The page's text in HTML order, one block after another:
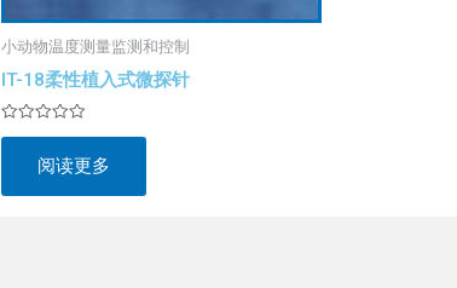
小动物温度测量监测和控制
IT-18柔性植入式微探针
评
&sol;
5
阅读更多